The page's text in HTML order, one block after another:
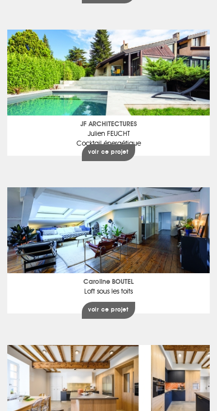
JF ARCHITECTURES
Julien FEUCHT
Cocktail énergétique
voir ce projet
Caroline BOUTEL
Loft sous les toits
voir ce projet